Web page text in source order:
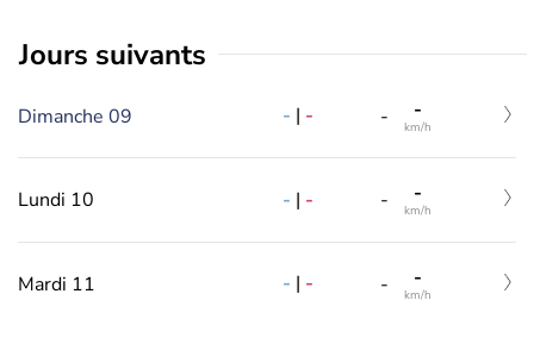
jours suivants
Dimanche 09 - | - - -
km/h
Lundi 10 - | - - -
km/h
Mardi 11 - | - - -
km/h